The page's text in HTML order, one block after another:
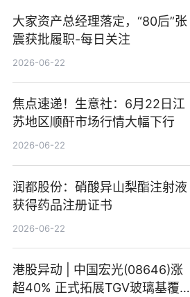
大家资产总经理落定，“80后”张
震获批履职-每日关注
2026-06-22
焦点速递！生意社：6月22日江
苏地区顺酐市场行情大幅下行
2026-06-22
润都股份：硝酸异山梨酯注射液
获得药品注册证书
2026-06-22
港股异动 | 中国宏光(08646)涨
超40% 正式拓展TGV玻璃基覆铜